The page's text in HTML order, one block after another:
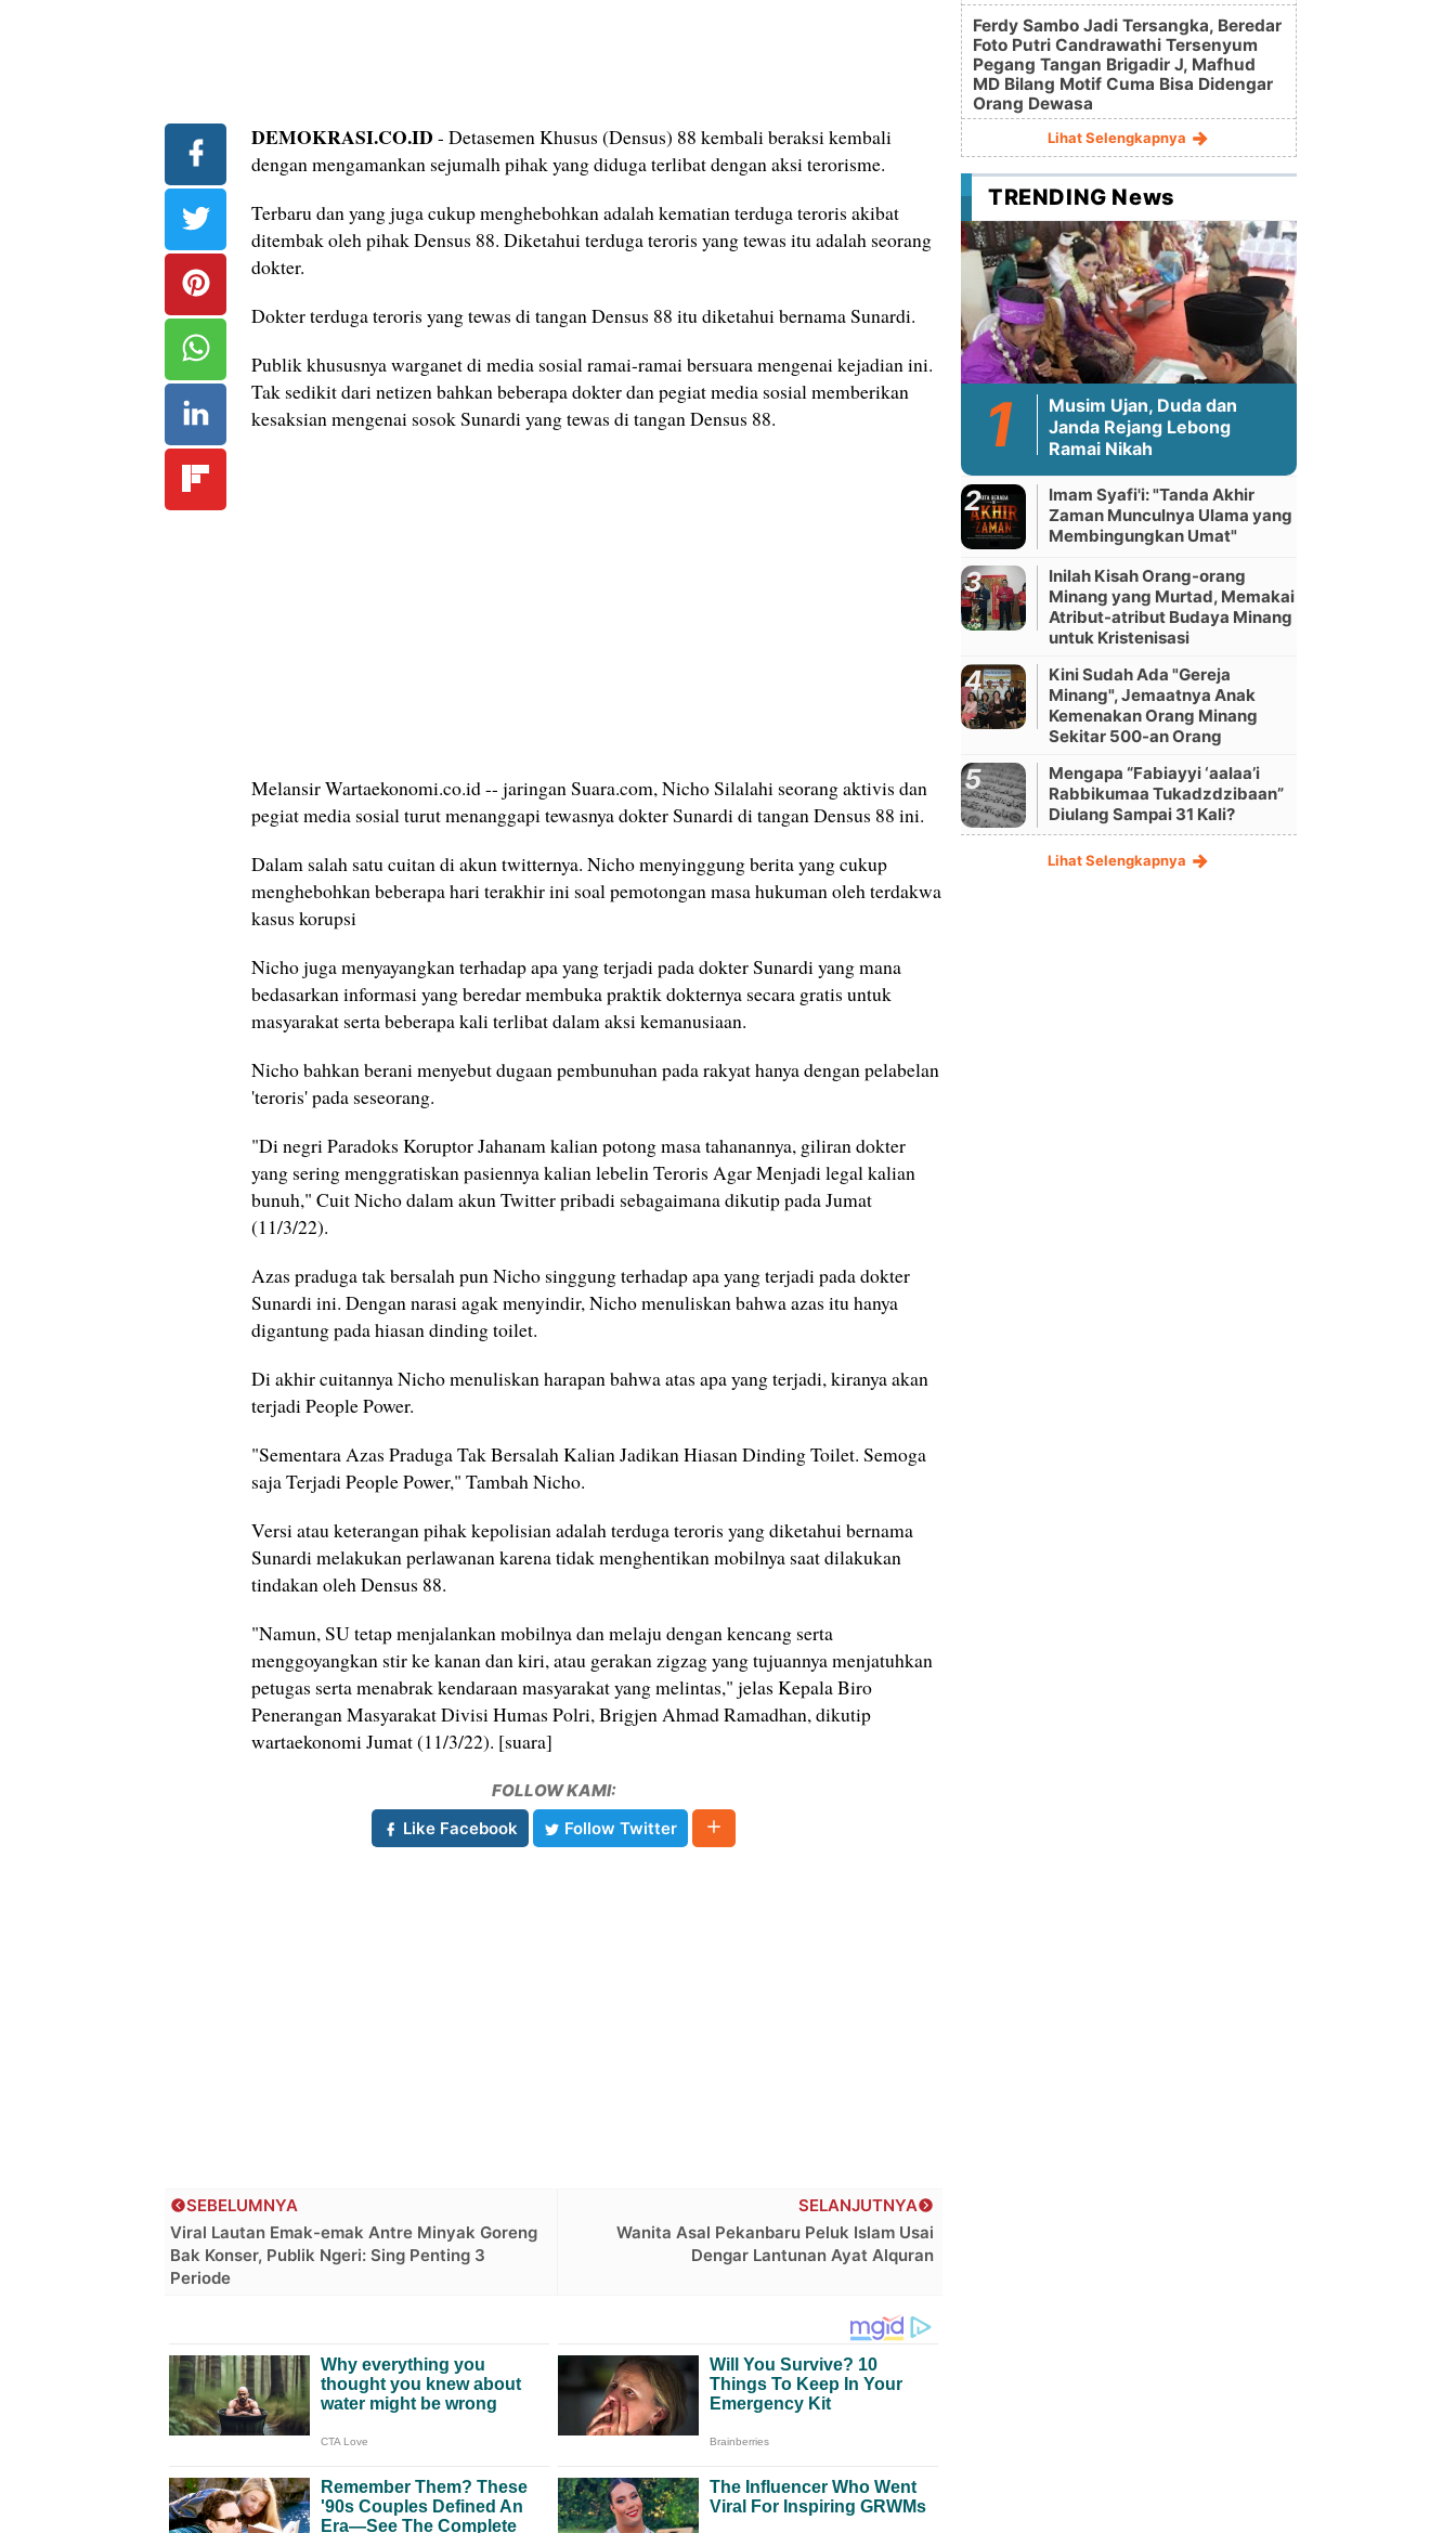
DEMOKRASI.CO.ID - Detasemen Khusus (Densus) 88 kembali beraksi kembali
dengan mengamankan sejumalh pihak yang diduga terlibat dengan aksi terorisme.
Terbaru dan yang juga cukup menghebohkan adalah kematian terduga teroris akibat
ditembak oleh pihak Densus 88. Diketahui terduga teroris yang tewas itu adalah seorang
dokter.
Dokter terduga teroris yang tewas di tangan Densus 88 itu diketahui bernama Sunardi.
Publik khususnya warganet di media sosial ramai-ramai bersuara mengenai kejadian ini.
Tak sedikit dari netizen bahkan beberapa dokter dan pegiat media sosial memberikan
kesaksian mengenai sosok Sunardi yang tewas di tangan Densus 88.
Melansir Wartaekonomi.co.id -- jaringan Suara.com, Nicho Silalahi seorang aktivis dan
pegiat media sosial turut menanggapi tewasnya dokter Sunardi di tangan Densus 88 ini.
Dalam salah satu cuitan di akun twitternya. Nicho menyinggung berita yang cukup
menghebohkan beberapa hari terakhir ini soal pemotongan masa hukuman oleh terdakwa
kasus korupsi
Nicho juga menyayangkan terhadap apa yang terjadi pada dokter Sunardi yang mana
bedasarkan informasi yang beredar membuka praktik dokternya secara gratis untuk
masyarakat serta beberapa kali terlibat dalam aksi kemanusiaan.
Nicho bahkan berani menyebut dugaan pembunuhan pada rakyat hanya dengan pelabelan
'teroris' pada seseorang.
"Di negri Paradoks Koruptor Jahanam kalian potong masa tahanannya, giliran dokter
yang sering menggratiskan pasiennya kalian lebelin Teroris Agar Menjadi legal kalian
bunuh," Cuit Nicho dalam akun Twitter pribadi sebagaimana dikutip pada Jumat
(11/3/22).
Azas praduga tak bersalah pun Nicho singgung terhadap apa yang terjadi pada dokter
Sunardi ini. Dengan narasi agak menyindir, Nicho menuliskan bahwa azas itu hanya
digantung pada hiasan dinding toilet.
Di akhir cuitannya Nicho menuliskan harapan bahwa atas apa yang terjadi, kiranya akan
terjadi People Power.
"Sementara Azas Praduga Tak Bersalah Kalian Jadikan Hiasan Dinding Toilet. Semoga
saja Terjadi People Power," Tambah Nicho.
Versi atau keterangan pihak kepolisian adalah terduga teroris yang diketahui bernama
Sunardi melakukan perlawanan karena tidak menghentikan mobilnya saat dilakukan
tindakan oleh Densus 88.
"Namun, SU tetap menjalankan mobilnya dan melaju dengan kencang serta
menggoyangkan stir ke kanan dan kiri, atau gerakan zigzag yang tujuannya menjatuhkan
petugas serta menabrak kendaraan masyarakat yang melintas," jelas Kepala Biro
Penerangan Masyarakat Divisi Humas Polri, Brigjen Ahmad Ramadhan, dikutip
wartaekonomi Jumat (11/3/22). [suara]
FOLLOW KAMI:
Like Facebook
Follow Twitter
SELANJUTNYA
Wanita Asal Pekanbaru Peluk Islam Usai
Dengar Lantunan Ayat Alquran
SEBELUMNYA
Viral Lautan Emak-emak Antre Minyak Goreng
Bak Konser, Publik Ngeri: Sing Penting 3
Periode
Ferdy Sambo Jadi Tersangka, Beredar
Foto Putri Candrawathi Tersenyum
Pegang Tangan Brigadir J, Mafhud
MD Bilang Motif Cuma Bisa Didengar
Orang Dewasa
Lihat Selengkapnya
TRENDING News
Musim Ujan, Duda dan
Janda Rejang Lebong
Ramai Nikah
Imam Syafi'i: "Tanda Akhir
Zaman Munculnya Ulama yang
Membingungkan Umat"
Inilah Kisah Orang-orang
Minang yang Murtad, Memakai
Atribut-atribut Budaya Minang
untuk Kristenisasi
Kini Sudah Ada "Gereja
Minang", Jemaatnya Anak
Kemenakan Orang Minang
Sekitar 500-an Orang
Mengapa “Fabiayyi ‘aalaa’i
Rabbikumaa Tukadzdzibaan”
Diulang Sampai 31 Kali?
Lihat Selengkapnya